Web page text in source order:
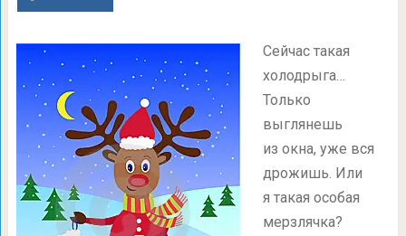
Сейчас такая
холодрыга…
Только
выглянешь
из окна, уже вся
дрожишь. Или
я такая особая
мерзлячка?